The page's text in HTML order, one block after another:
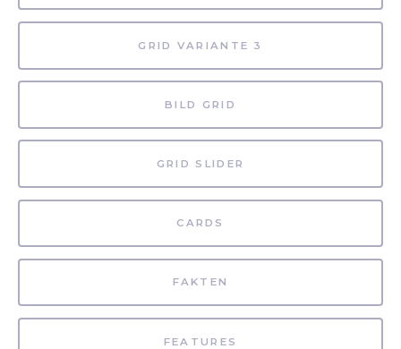
GRID VARIANTE 3
BILD GRID
GRID SLIDER
CARDS
FAKTEN
FEATURES